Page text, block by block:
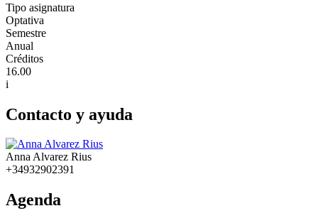
Tipo asignatura
Optativa
Semestre
Anual
Créditos
16.00
i
Contacto y ayuda
Anna Alvarez Rius
+34932902391
Agenda